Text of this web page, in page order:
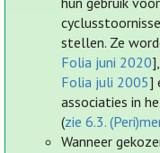
stellen. Ze
Folia juni 2020
Folia juli 2005]
associaties in
(zie 6.3.
Wanneer